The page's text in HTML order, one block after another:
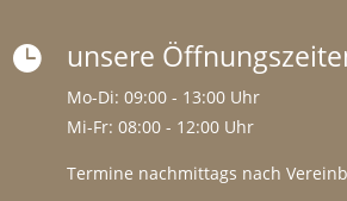
 unsere
Mo-Di: 09:00 - 13:00 Uhr
Mi-Fr: 08:00 - 12:00 Uhr
Termine nachmittags nach